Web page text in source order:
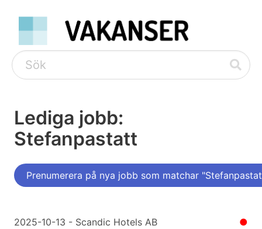
Lediga jobb:
Stefanpastatt
Prenumerera på nya jobb som matchar
●
2025-10-13 - Scandic Hotels AB